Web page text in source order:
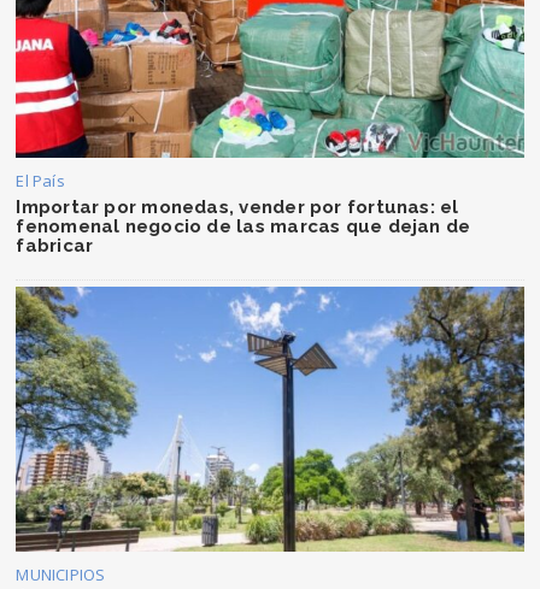
El País
Importar por monedas, vender por fortunas: el
fenomenal negocio de las marcas que dejan de
fabricar
MUNICIPIOS